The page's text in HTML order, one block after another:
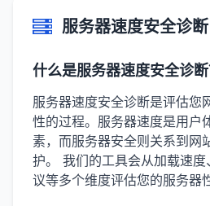
服务器速度安全诊断
什么是服务器速度安全诊断
服务器速度安全诊断是评估您
性的过程。服务器速度是用户
素，而服务器安全则关系到网
护。 我们的工具会从加载速
议等多个维度评估您的服务器